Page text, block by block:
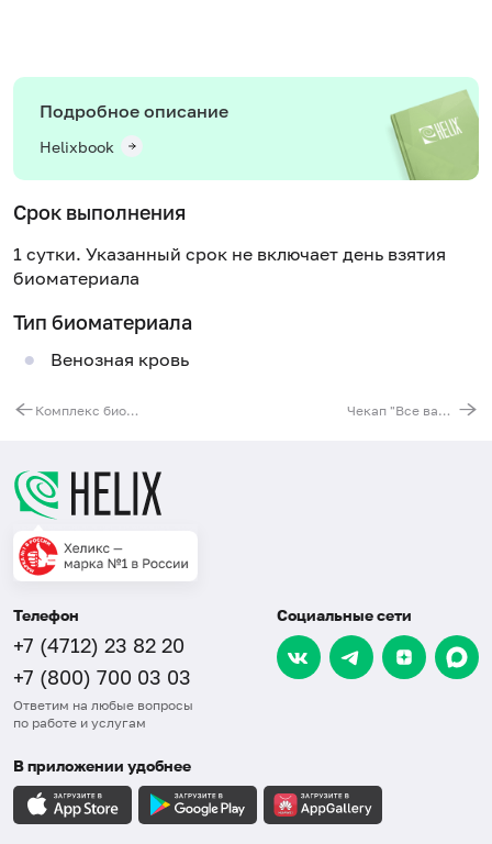
Подробное описание
Helixbook
Срок выполнения
1 сутки. Указанный срок не включает день взятия
биоматериала
Тип биоматериала
Венозная кровь
Комплекс биомаркеров для Oura Ring (базовый) Чекап "Все важное сразу"
Телефон
+7 (4712) 23 82 20
+7 (800) 700 03 03
Ответим на любые вопросы
по работе и услугам
Социальные сети
В приложении удобнее